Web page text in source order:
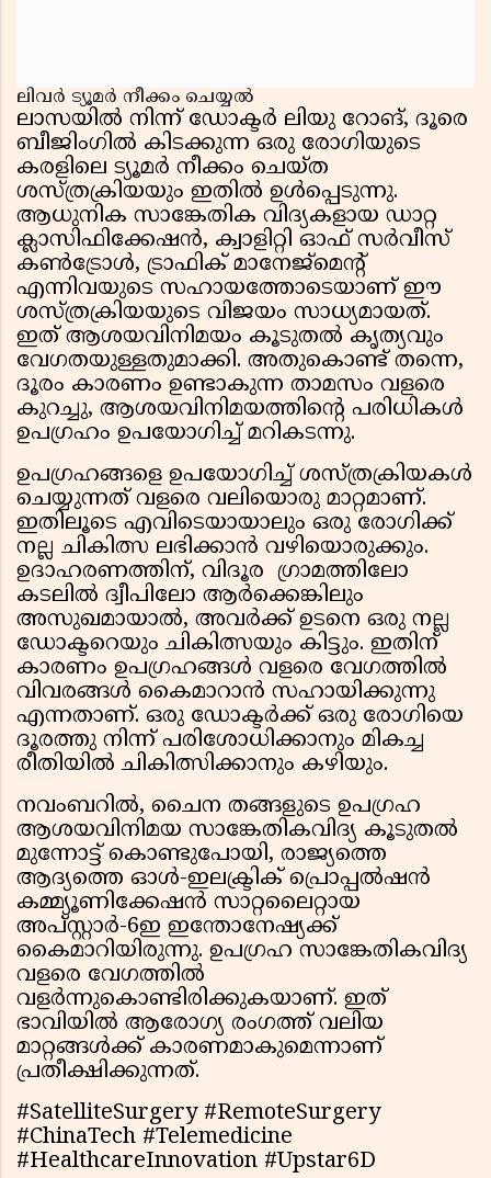
ലിവർ ട്യൂമർ നീക്കം ചെയ്യൽ
ലാസയിൽ നിന്ന് ഡോക്ടർ ലിയു റോങ്, ദൂരെ
ബീജിംഗിൽ കിടക്കുന്ന ഒരു രോഗിയുടെ
കരളിലെ ട്യൂമർ നീക്കം ചെയ്ത
ശസ്ത്രക്രിയയും ഇതിൽ ഉൾപ്പെടുന്നു.
ആധുനിക സാങ്കേതിക വിദ്യകളായ ഡാറ്റ
ക്ലാസിഫിക്കേഷൻ, ക്വാളിറ്റി ഓഫ് സർവീസ്
കൺട്രോൾ, ട്രാഫിക് മാനേജ്മെന്റ്
എന്നിവയുടെ സഹായത്തോടെയാണ് ഈ
ശസ്ത്രക്രിയയുടെ വിജയം സാധ്യമായത്.
ഇത് ആശയവിനിമയം കൂടുതൽ കൃത്യവും
വേഗതയുള്ളതുമാക്കി. അതുകൊണ്ട് തന്നെ,
ദൂരം കാരണം ഉണ്ടാകുന്ന താമസം വളരെ
കുറച്ചു, ആശയവിനിമയത്തിന്റെ പരിധികൾ
ഉപഗ്രഹം ഉപയോഗിച്ച് മറികടന്നു.
ഉപഗ്രഹങ്ങളെ ഉപയോഗിച്ച് ശസ്ത്രക്രിയകൾ
ചെയ്യുന്നത് വളരെ വലിയൊരു മാറ്റമാണ്.
ഇതിലൂടെ എവിടെയായാലും ഒരു രോഗിക്ക്
നല്ല ചികിത്സ ലഭിക്കാൻ വഴിയൊരുക്കും.
ഉദാഹരണത്തിന്, വിദൂര ഗ്രാമത്തിലോ
കടലിൽ ദ്വീപിലോ ആർക്കെങ്കിലും
അസുഖമായാൽ, അവർക്ക് ഉടനെ ഒരു നല്ല
ഡോക്ടറെയും ചികിത്സയും കിട്ടും. ഇതിന്
കാരണം ഉപഗ്രഹങ്ങൾ വളരെ വേഗത്തിൽ
വിവരങ്ങൾ കൈമാറാൻ സഹായിക്കുന്നു
എന്നതാണ്. ഒരു ഡോക്ടർക്ക് ഒരു രോഗിയെ
ദൂരത്തു നിന്ന് പരിശോധിക്കാനും മികച്ച
രീതിയിൽ ചികിത്സിക്കാനും കഴിയും.
നവംബറിൽ, ചൈന തങ്ങളുടെ ഉപഗ്രഹ
ആശയവിനിമയ സാങ്കേതികവിദ്യ കൂടുതൽ
മുന്നോട്ട് കൊണ്ടുപോയി, രാജ്യത്തെ
ആദ്യത്തെ ഓൾ-ഇലക്ട്രിക് പ്രൊപ്പൽഷൻ
കമ്മ്യൂണിക്കേഷൻ സാറ്റലൈറ്റായ
അപ്‌സ്റ്റാർ-6ഇ ഇന്തോനേഷ്യക്ക്
കൈമാറിയിരുന്നു. ഉപഗ്രഹ സാങ്കേതികവിദ്യ
വളരെ വേഗത്തിൽ
വളർന്നുകൊണ്ടിരിക്കുകയാണ്. ഇത്
ഭാവിയിൽ ആരോഗ്യ രംഗത്ത് വലിയ
മാറ്റങ്ങൾക്ക് കാരണമാകുമെന്നാണ്
പ്രതീക്ഷിക്കുന്നത്.
#SatelliteSurgery #RemoteSurgery
#ChinaTech #Telemedicine
#HealthcareInnovation #Upstar6D